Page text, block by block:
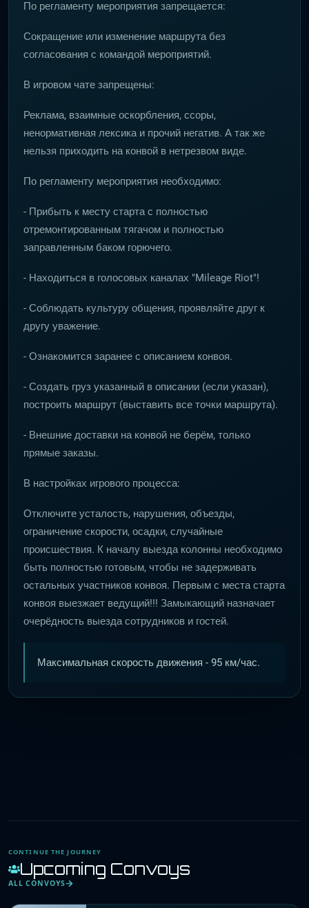
По регламенту мероприятия запрещается:
Сокращение или изменение маршрута без
согласования с командой мероприятий.
В игровом чате запрещены:
Реклама, взаимные оскорбления, ссоры,
ненормативная лексика и прочий негатив. А так же
нельзя приходить на конвой в нетрезвом виде.
По регламенту мероприятия необходимо:
- Прибыть к месту старта с полностью
отремонтированным тягачом и полностью
заправленным баком горючего.
- Находиться в голосовых каналах "Mileage Riot"!
- Соблюдать культуру общения, проявляйте друг к
другу уважение.
- Ознакомится заранее с описанием конвоя.
- Создать груз указанный в описании (если указан),
построить маршрут (выставить все точки маршрута).
- Внешние доставки на конвой не берём, только
прямые заказы.
В настройках игрового процесса:
Отключите усталость, нарушения, объезды,
ограничение скорости, осадки, случайные
происшествия. К началу выезда колонны необходимо
быть полностью готовым, чтобы не задерживать
остальных участников конвоя. Первым с места старта
конвоя выезжает ведущий!!! Замыкающий назначает
очерёдность выезда сотрудников и гостей.
Максимальная скорость движения - 95 км/час.
CONTINUE THE JOURNEY
Upcoming Convoys
ALL CONVOYS